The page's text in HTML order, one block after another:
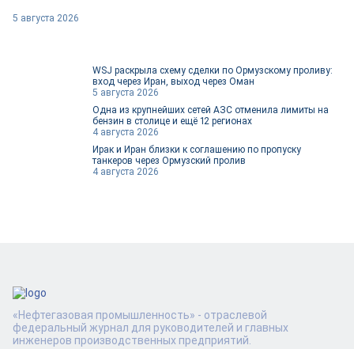
5 августа 2026
WSJ раскрыла схему сделки по Ормузскому проливу:
вход через Иран, выход через Оман
5 августа 2026
Одна из крупнейших сетей АЗС отменила лимиты на
бензин в столице и ещё 12 регионах
4 августа 2026
Ирак и Иран близки к соглашению по пропуску
танкеров через Ормузский пролив
4 августа 2026
«Нефтегазовая промышленность» - отраслевой
федеральный журнал для руководителей и главных
инженеров производственных предприятий.